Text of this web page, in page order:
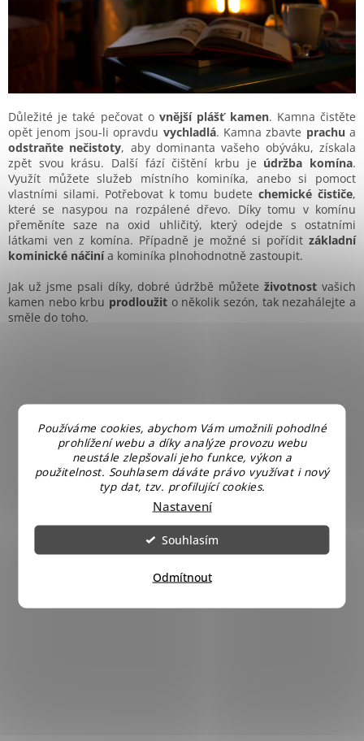
Používáme cookies, abychom Vám umožnili pohodlné
prohlížení webu a díky analýze provozu webu
neustále zlepšovali jeho funkce, výkon a
použitelnost. Souhlasem dáváte právo využívat i nový
typ dat, tzv. profilující cookies.
Nastavení
Odmítnout
Souhlasím
Důležité je také pečovat ovnější plášť kamen. Kamna čistěte
opět jenom jsou-li opravdu vychladlá. Kamna zbavte prachu a
odstraňte nečistoty, aby dominanta vašeho obýváku, získala
zpět svou krásu. Další fází čištění krbu je údržba komína.
Využít můžete služeb místního kominíka, anebo si pomoct
vlastními silami. Potřebovat k tomu budetechemické čističe,
které se nasypou na rozpálené dřevo. Díky tomu v komínu
přeměníte saze na oxid uhličitý, který odejde s ostatními
látkami ven z komína. Případně je možné si pořídit základní
kominické náčinía kominíka plnohodnotně zastoupit.
Jak už jsme psali díky, dobré údržbě můžeteživotnost vašich
kamen nebo krbu prodloužit o několik sezón, tak nezahálejte a
směle do toho.